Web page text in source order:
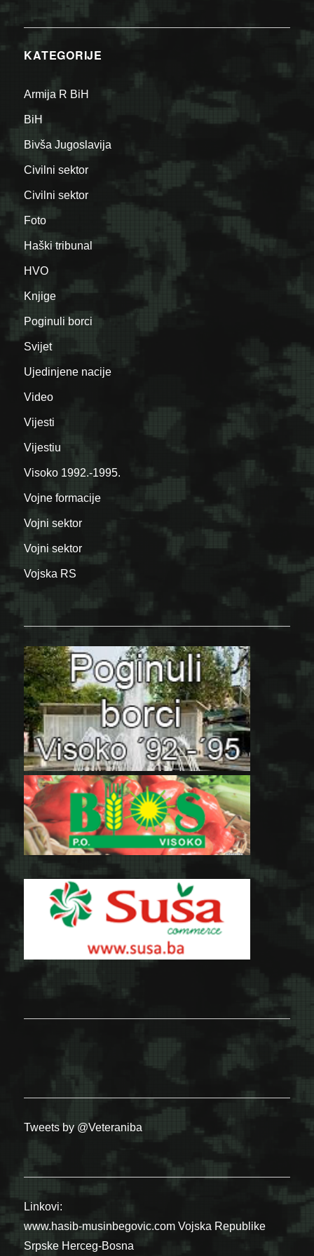
KATEGORIJE
Armija R BiH
BiH
Bivša Jugoslavija
Civilni sektor
Civilni sektor
Foto
Haški tribunal
HVO
Knjige
Poginuli borci
Svijet
Ujedinjene nacije
Video
Vijesti
Vijestiu
Visoko 1992.-1995.
Vojne formacije
Vojni sektor
Vojni sektor
Vojska RS
Tweets by @Veteraniba
Linkovi:
www.hasib-musinbegovic.com Vojska Republike
Srpske Herceg-Bosna